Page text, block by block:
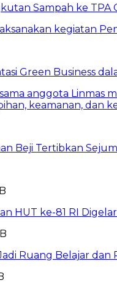
Sampah ke TPA
Green Business
Beji Tertibkan
HUT ke-81 RI
Ruang Belajar